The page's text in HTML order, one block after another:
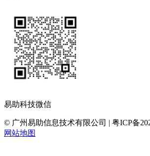
易助科技微信
© 广州易助信息技术有限公司 | 粤ICP备
网站地图